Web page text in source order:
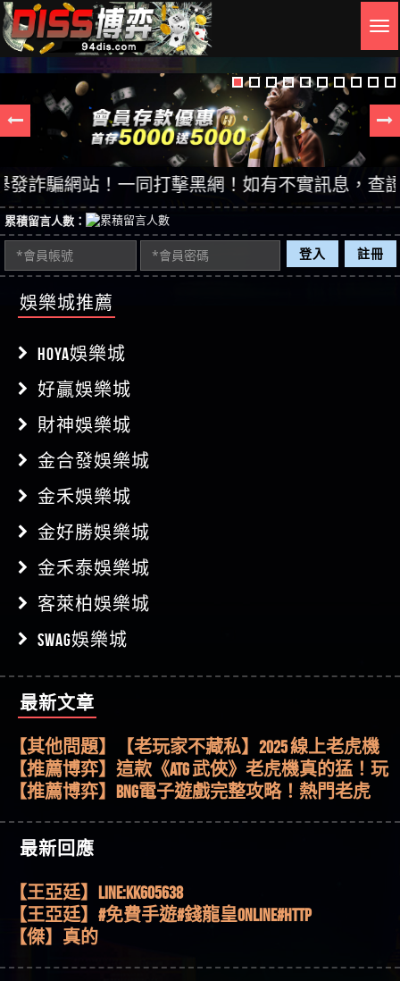
網站！一同打擊黑網！如有不實訊息，查證後立
累積留言人數：
登入 註冊
娛樂城推薦
HOYA娛樂城
好贏娛樂城
財神娛樂城
金合發娛樂城
金禾娛樂城
金好勝娛樂城
金禾泰娛樂城
客萊柏娛樂城
SWAG娛樂城
最新文章
【其他問題】用理性數據指路，開啟你的高回報
娛樂之旅
【其他問題】【老玩家不藏私】2025 線上老虎機
這樣挑！RTP、波動率和平台安全的全攻略！
【推薦博弈】這款《ATG 武俠》老虎機真的猛！玩
過才知道什麼叫超過3萬種中獎方式！
【推薦博弈】BNG電子遊戲完整攻略！熱門老虎
51,000倍數玩法攻略，輕鬆稱霸老虎機！
【其他問題】「拆解力智投資詐騙套路緊急追討
賴zg369」力智投資是不是詐騙 力智投資是真的嗎
力智投資是詐騙嗎 南部老翁還在癡迷力智投資高
回報獲利 請不要在匯款
【其他問題】 【遇天盛商行詐騙追回資金賴
zg369】天盛商行詐騙 天盛商行是不是詐騙 天盛商
行是真的嗎 天盛商行是詐騙嗎 被天盛商行詐騙一
招教你拿回
【其他問題】 受害者援助賴【zg369】退休老翁被
大戶e點靈詐騙痛不欲生 大戶e點靈是真的嗎 大戶e
點靈是不是詐騙 大戶e點靈是詐騙嗎 大戶e點靈無
法出金 （大戶e點靈）教你如何規避詐騙陷阱
【其他問題】 弘記投資詐騙持續收割國人中【免
費討回資金賴zg369】弘記投資是詐騙嗎 弘記投資
是不是詐騙 弘記投資是真的嗎 被弘記投資詐騙的
錢怎麼辦 本文教你如何拿回被騙資金
【其他問題】 被騙追回賴【zg369】KnTop利用新型
詐騙手法欺詐群眾 KnTop是真的嗎 KnTop是不是詐騙
KnTop是詐騙嗎 【KnTop】KnTop無法出金 被KnTop詐騙
【其他問題】機台運算專案詐騙持續收割國人中
【免費討回資金賴zg369】機台運算專案是詐騙嗎
【其他問題】 Hoyabit詐騙持續收割國人中【免費
最新回應
【傑】推代理真的好相處
回答
【王亞廷】LINE:kK605638
【王亞廷】#免費手遊#錢龍皇ONLINE#http
【傑】真的